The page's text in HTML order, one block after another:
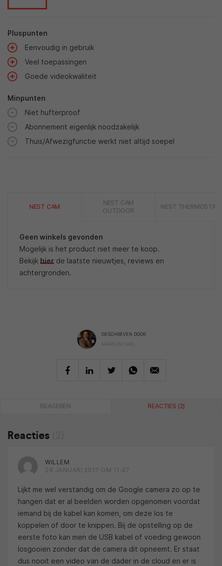
Pluspunten
Eenvoudig in gebruik
Veel toepassingen
Goede videokwaliteit
Minpunten
Niet hufterproof
Abonnement eigenlijk noodzakelijk
Thuis/Afwezigfunctie werkt niet altijd soepel
NEST CAM
NEST CAM
OUTDOOR
NEST
Geen winkels gevonden
Mogelijk is het product niet meer te koop.
Bekijk hierde laatste nieuwtjes, reviews en
achtergronden.
GESCHREVEN DOOR
MARTIJN CHEL
REAGEREN REACTIES (2)
Reacties
WILLEM
28 JANUARI 2017 OM 11:47
Lijkt me wel verstandig om de Google camera zo op te
hangen dat er al beelden worden opgenomen voordat
iemand bij de kabel kan komen, om deze los te
koppelen of door te knippen. Bij de opstelling op de
eerste foto kan men de USB kabel of voeding gewoon
losgooien zonder dat de camera dit opneemt. Er staat
dus nooit een video van de dader in de cloud en er is